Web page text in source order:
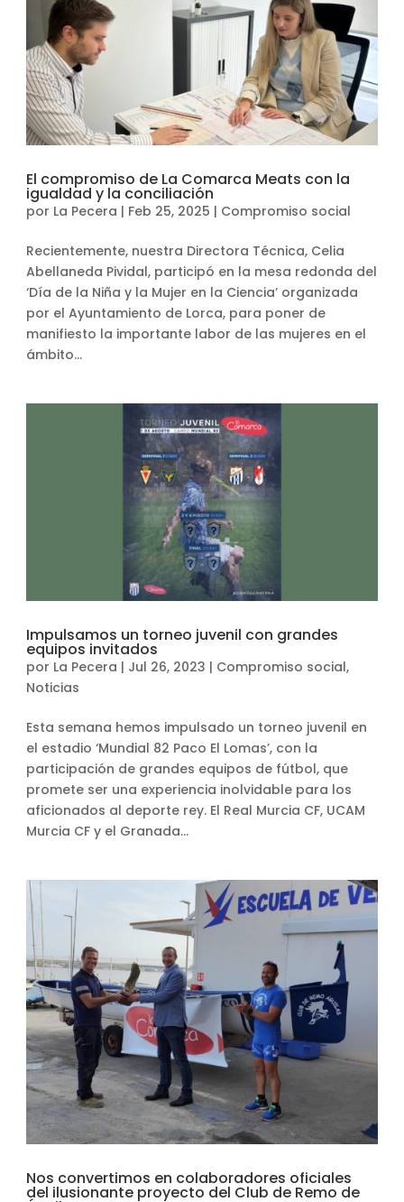
El compromiso de La Comarca Meats con la
igualdad y la conciliación
por La Pecera | Feb 25, 2025 | Compromiso social
Recientemente, nuestra Directora Técnica, Celia
Abellaneda Pividal, participó en la mesa redonda del
‘Día de la Niña y la Mujer en la Ciencia’ organizada
por el Ayuntamiento de Lorca, para poner de
manifiesto la importante labor de las mujeres en el
ámbito...
Impulsamos un torneo juvenil con grandes
equipos invitados
por La Pecera | Jul 26, 2023 | Compromiso social,
Noticias
Esta semana hemos impulsado un torneo juvenil en
el estadio ‘Mundial 82 Paco El Lomas’, con la
participación de grandes equipos de fútbol, que
promete ser una experiencia inolvidable para los
aficionados al deporte rey. El Real Murcia CF, UCAM
Murcia CF y el Granada...
Nos convertimos en colaboradores oficiales
del ilusionante proyecto del Club de Remo de